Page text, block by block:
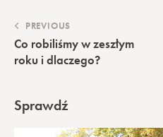
PREVIOUS
Co robiliśmy w zeszłym
roku i dlaczego?
Sprawdź